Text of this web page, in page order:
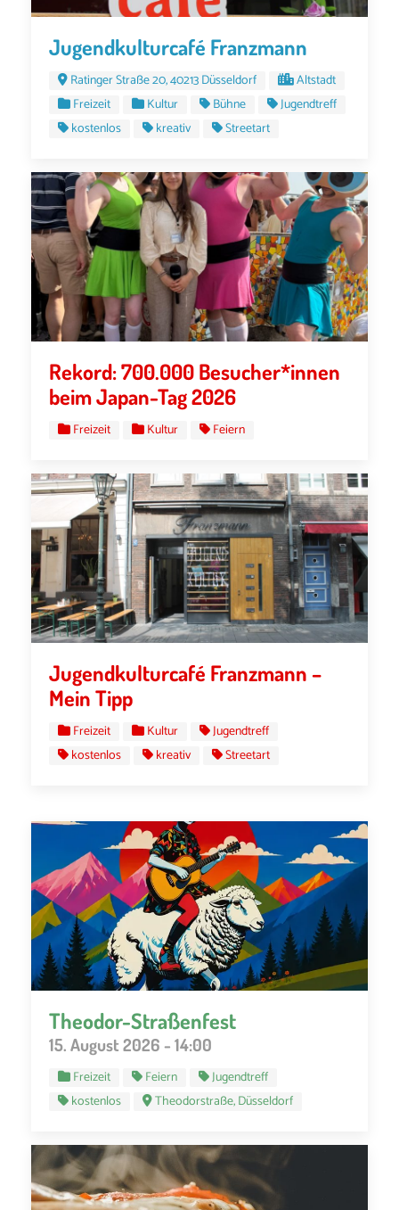
Jugendkulturcafé Franzmann
Ratinger Straße 20, 40213 Düsseldorf
Altstadt
Freizeit
Kultur Bühne
Jugendtreff
kostenlos
kreativ Streetart
Rekord: 700.000 Besucher*innen
beim Japan-Tag 2026
Freizeit Kultur Feiern
Jugendkulturcafé Franzmann –
Mein Tipp
Freizeit Kultur
Jugendtreff
kostenlos
kreativ Streetart
Theodor-Straßenfest
15. August 2026 - 14:00
Freizeit Feiern
Jugendtreff
kostenlos
Theodorstraße, Düsseldorf